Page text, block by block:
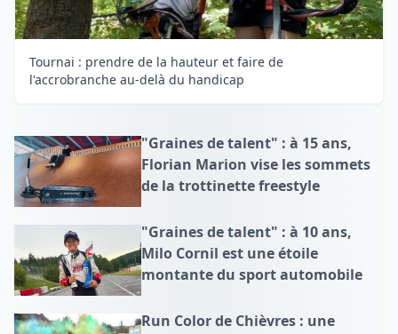
Tournai : prendre de la hauteur et faire de
l'accrobranche au-delà du handicap
"Graines de talent" : à 15 ans,
Florian Marion vise les sommets
de la trottinette freestyle
"Graines de talent" : à 10 ans,
Milo Cornil est une étoile
montante du sport automobile
Run Color de Chièvres : une